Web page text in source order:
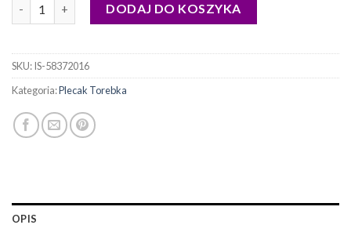
DODAJ DO KOSZYKA
SKU:IS-58372016
Kategoria:Plecak Torebka
OPIS